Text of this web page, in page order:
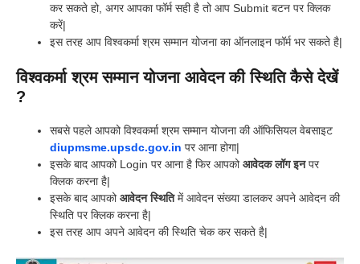
कर सकते हो, अगर आपका फॉर्म सही है तो आप Submit बटन पर क्लिक
करें|
इस तरह आप विश्वकर्मा श्रम सम्मान योजना का ऑनलाइन फॉर्म भर सकते है|
विश्वकर्मा श्रम सम्मान योजना आवेदन की स्थिति कैसे देखें
?
सबसे पहले आपको विश्वकर्मा श्रम सम्मान योजना की ऑफिसियल वेबसाइट
diupmsme.upsdc.gov.in पर आना होगा|
इसके बाद आपको Login पर आना है फिर आपकोआवेदक लॉग इनपर
क्लिक करना है|
इसके बाद आपकोआवेदन स्थितिमें आवेदन संख्या डालकर अपने आवेदन की
स्थिति पर क्लिक करना है|
इस तरह आप अपने आवेदन की स्थिति चेक कर सकते है|